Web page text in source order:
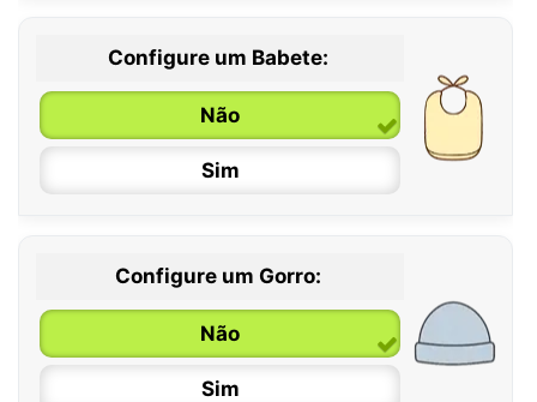
Configure um Babete:
Não
Sim
Configure um Gorro:
Não
Sim